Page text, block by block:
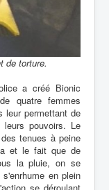
de torture.
a créé Bionic
quatre femmes
leur permettant de
leurs pouvoirs. Le
tenues à peine
et le fait que de
la pluie, on se
en plein
se déroulant